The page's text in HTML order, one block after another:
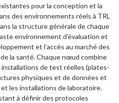
pour la conception et la
des environnements réels à TRL
la structure générale de chaque
environnement d’évaluation et
et l’accès au marché des
la santé. Chaque nœud combine
de test réelles (plates-
physiques et de données et
les installations de laboratoire.
à définir des protocoles